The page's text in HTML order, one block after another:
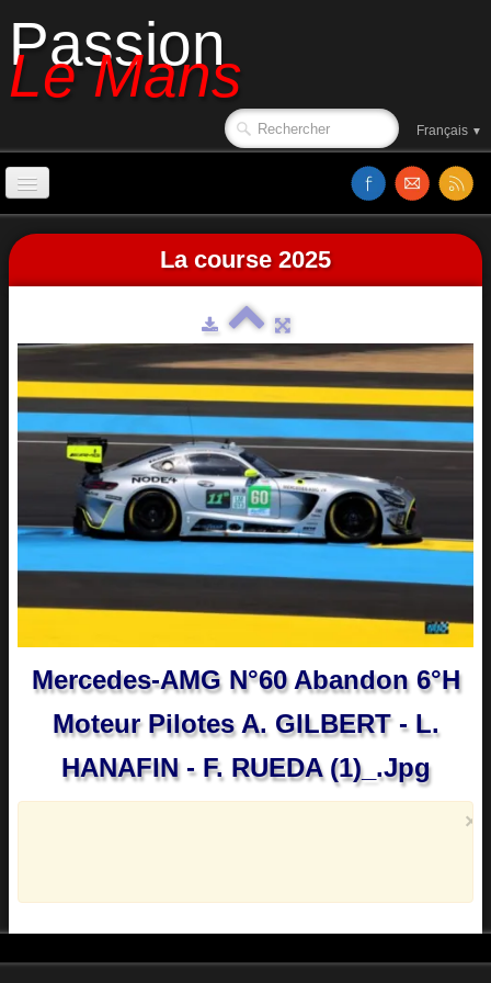
Passion
Le Mans
Français ▼
Accueil
Le circuit en 1988
Classements
Sorties de piste
La course 2025
Mercedes-AMG N°60 Abandon 6°h
Moteur Pilotes A. GILBERT - L.
HANAFIN - F. RUEDA (1)_.jpg
×